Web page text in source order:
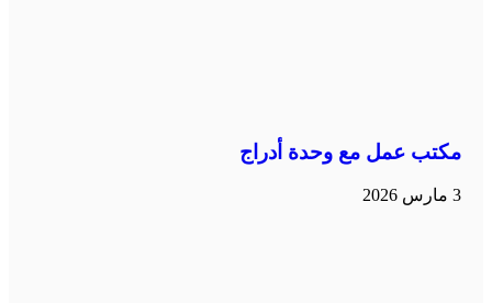
مكتب عمل مع وحدة أدراج
3 مارس 2026